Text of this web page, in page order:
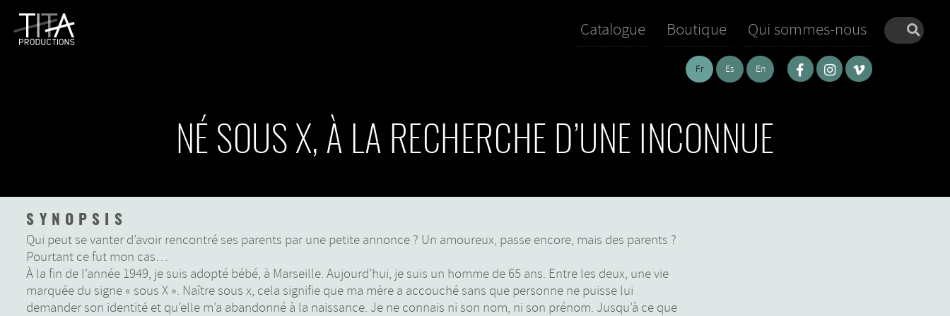
Catalogue Boutique Qui sommes-nous
Fr Es En
NÉ SOUS X, À LA RECHERCHE D’UNE INCONNUE
SYNOPSIS
Qui peut se vanter d’avoir rencontré ses parents par une petite annonce ? Un amoureux, passe encore, mais des parents ?
Pourtant ce fut mon cas…
À la fin de l’année 1949, je suis adopté bébé, à Marseille. Aujourd’hui, je suis un homme de 65 ans. Entre les deux, une vie
marquée du signe « sous X ». Naître sous x, cela signifie que ma mère a accouché sans que personne ne puisse lui
demander son identité et qu’elle m’a abandonné à la naissance. Je ne connais ni son nom, ni son prénom. Jusqu’à ce que